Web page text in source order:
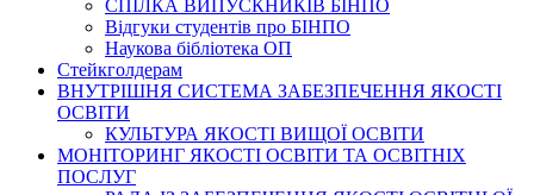
СПІЛКА ВИПУСКНИКІВ БІНПО
Відгуки студентів про БІНПО
Наукова бібліотека ОП
Стейкголдерам
ВНУТРІШНЯ СИСТЕМА ЗАБЕЗПЕЧЕННЯ ЯКОСТІ
ОСВІТИ
КУЛЬТУРА ЯКОСТІ ВИЩОЇ ОСВІТИ
МОНІТОРИНГ ЯКОСТІ ОСВІТИ ТА ОСВІТНІХ
ПОСЛУГ